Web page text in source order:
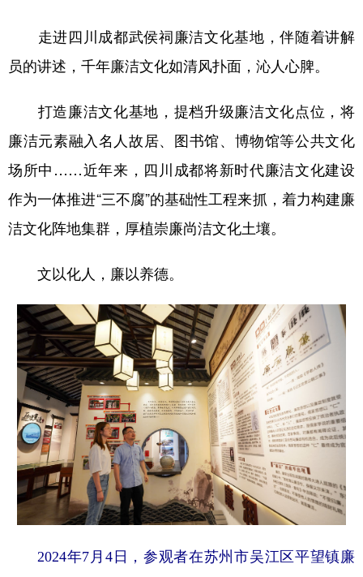
走进四川成都武侯祠廉洁文化基地，伴随着讲解
员的讲述，千年廉洁文化如清风扑面，沁人心脾。
打造廉洁文化基地，提档升级廉洁文化点位，将
廉洁元素融入名人故居、图书馆、博物馆等公共文化
场所中……近年来，四川成都将新时代廉洁文化建设
作为一体推进“三不腐”的基础性工程来抓，着力构建廉
洁文化阵地集群，厚植崇廉尚洁文化土壤。
文以化人，廉以养德。
2024年7月4日，参观者在苏州市吴江区平望镇廉